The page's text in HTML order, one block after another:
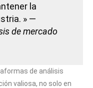
la
» —
de mercado
de análisis
valiosa, no solo en